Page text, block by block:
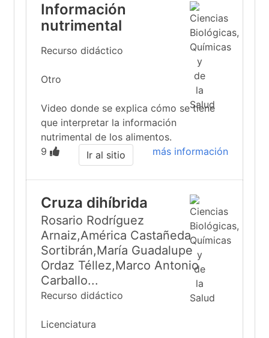
Información
nutrimental
Recurso didáctico
Otro
Video donde se explica cómo se tiene
que interpretar la información
nutrimental de los alimentos.
9
más información
Ir al sitio
Cruza dihíbrida
Rosario Rodríguez
Arnaiz,América Castañeda
Sortibrán,María Guadalupe
Ordaz Téllez,Marco Antonio
Carballo...
Recurso didáctico
Licenciatura